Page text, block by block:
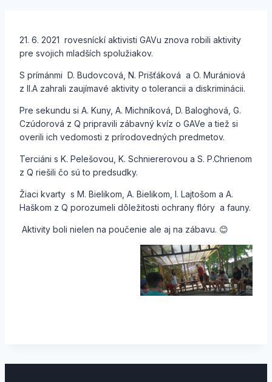
21. 6. 2021 rovesníckí aktivisti GAVu znova robili aktivity
pre svojich mladších spolužiakov.
S prímánmi D. Budovcová, N. Prišťáková a O. Murániová
z II.A zahrali zaujímavé aktivity o tolerancii a diskriminácii.
Pre sekundu si A. Kuny, A. Michníková, D. Baloghová, G.
Czúdorová z Q pripravili zábavný kvíz o GAVe a tiež si
overili ich vedomosti z prírodovedných predmetov.
Terciáni s K. Pelešovou, K. Schniererovou a S. P.Chrienom
z Q riešili čo sú to predsudky.
Žiaci kvarty s M. Bielikom, A. Bielikom, I. Lajtošom a A.
Haškom z Q porozumeli dôležitosti ochrany flóry a fauny.
Aktivity boli nielen na poučenie ale aj na zábavu. 😊